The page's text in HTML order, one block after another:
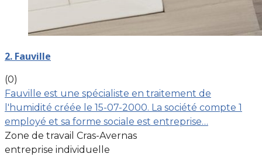
2. Fauville
(0)
Fauville est une spécialiste en traitement de
l'humidité créée le 15-07-2000. La société compte 1
employé et sa forme sociale est entreprise…
Zone de travail Cras-Avernas
entreprise individuelle